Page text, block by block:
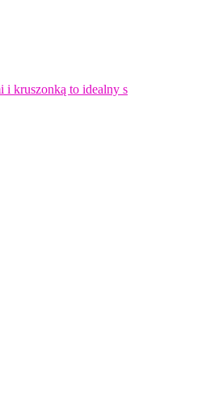
i kruszonką to idealny s